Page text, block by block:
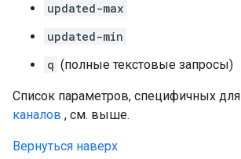
updated-max
updated-min
q (полные текстовые запросы)
Список параметров, специфичных для
каналов , см. выше.
Вернуться наверх